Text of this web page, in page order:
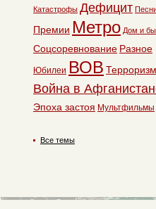
Катастрофы Дефицит
Премии Метро Дом и
Соцсоревнование Разное
Юбилеи ВОВ Терроризм
Война в
Эпоха застоя Мультфильмы
Все темы